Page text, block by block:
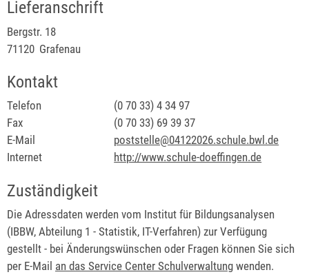
Lieferanschrift
Bergstr. 18
71120 Grafenau
Kontakt
Telefon (0 70 33) 4 34 97
Fax
(0 70 33) 69 39 37
E-Mail
poststelle@04122026.schule.bwl.de
Internet
http://www.schule-doeffingen.de
Zuständigkeit
Die Adressdaten werden vom Institut für Bildungsanalysen
(IBBW, Abteilung 1 - Statistik, IT-Verfahren) zur Verfügung
gestellt - bei Änderungswünschen oder Fragen können Sie sich
per E-Mail an das Service Center Schulverwaltung wenden.